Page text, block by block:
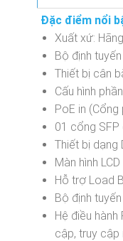
Đặc điểm nổi
Xuất xứ:
Bộ định
Thiết bị cân
Cấu hình
PoE in
01 cổng
Thiết bị dạng
Màn hình
Hỗ trợ Load
Bộ định
Hệ điều
cập, truy